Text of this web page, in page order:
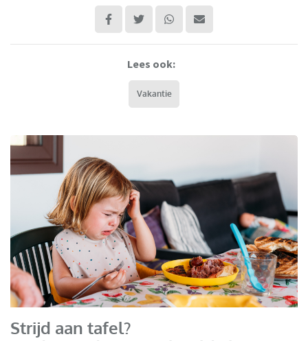
Lees ook:
Vakantie
Strijd aan tafel?